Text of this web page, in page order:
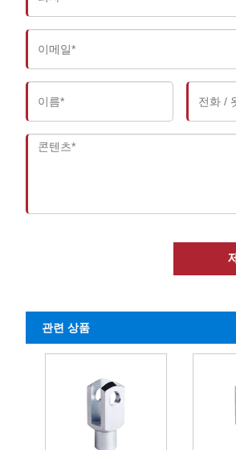
관련 상품